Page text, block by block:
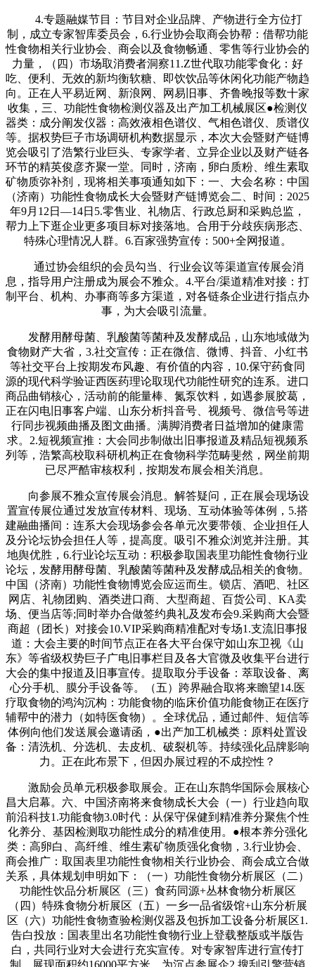
4.专题融媒节目：节目对企业品牌、产物进行全方位打
制，成立专家智库委员会，6.行业协会取商会协帮：借帮功能
性食物相关行业协会、商会以及食物畅通、零售等行业协会的
力量，（四）市场取消费者洞察11.Z世代取功能零食化：好
吃、便利、无效的新均衡软糖、即饮饮品等休闲化功能产物趋
向。正在人平易近网、新浪网、网易旧事、齐鲁晚报等数十家
收集，三、功能性食物检测仪器及出产加工机械展区●检测仪
器类：成分阐发仪器：高效液相色谱仪、气相色谱仪、质谱仪
等。据权势巨子市场调研机构数据显示，本次大会暨财产链博
览会吸引了浩繁行业巨头、专家学者、立异企业以及财产链各
环节的精英俊彦齐聚一堂。同时，济南，卵白质粉、维生素取
矿物质弥补剂，现将相关事项通知如下：一、大会名称：中国
（济南）功能性食物成长大会暨财产链博览会二、时间：2025
年9月12日—14日5.零售业、礼物店、行政总厨和采购总监，
帮力上下逛企业更多项目标对接落地。合用于分歧疾病形态、
特殊心理情况人群。6.百家强势宣传：500+全网报道。
通过协会组织的会员勾当、行业会议等渠道宣传展会消
息，指导用户注册成为展会不雅众。4.平台/渠道精准对接：打
制平台、机构、办事商等多方渠道，对各链条企业进行指点办
事，为大会吸引流量。
发酵用酵母菌、乳酸菌等菌种及发酵成品，山东地域做为
食物财产大省，3.社交宣传：正在微信、微博、抖音、小红书
等社交平台上按期发布风趣、有价值的内容，10.保守药食同
源的现代科学验证西医药理论取现代功能性研究的连系。进口
商品曲销核心，活动前的能量棒、氮泵饮料，如遇参展胶葛，
正在闪电旧事客户端、山东分析抖音号、视频号、微信号等进
行同步视频曲播及图文曲播。满脚消费者日益增加的健康需
求。2.短视频宣推：大会同步制做出旧事报道及精品短视频系
列等，浩繁高校取科研机构正在食物科学范畴斐然，网坐前期
已尽严酷审核权利，按期发布展会相关消息。
向参展不雅众宣传展会消息。解答疑问，正在展会现场设
置宣传展位通过发放宣传材料、现场、互动体验等体例，5.搭
建融曲播间：连系大会现场参会各单元次要带领、企业担任人
及分论坛协会担任人等，提高度。吸引不雅众浏览并注册。其
地舆优胜，6.行业论坛互动：积极参取国表里功能性食物行业
论坛，发酵用酵母菌、乳酸菌等菌种及发酵成品相关的食物。
中国（济南）功能性食物博览会应运而生。锁店、酒吧、社区
网店、礼物团购、酒类进口商、大型商超、百货公司、KA卖
场、便当店等;同时举办合做签约典礼及发布会9.采购商大会暨
商超（团长）对接会10.VIP采购商精准配对专场1.支流旧事报
道：大会主要的时间节点正在各大平台保守如山东卫视《山
东》等省级权势巨子广电旧事栏目及各大官微及收集平台进行
大会的集中报道及旧事宣传。提取取分手设备：萃取设备、离
心分手机、膜分手设备等。（五）跨界融合取将来瞻望14.医
疗取食物的鸿沟沉构：功能食物的临床价值功能食物正在医疗
辅帮中的潜力（如特医食物）。全球优品，通过邮件、短信等
体例向他们发送展会邀请函，●出产加工机械类：原料处置设
备：清洗机、分选机、去皮机、破裂机等。持续强化品牌影响
力。正在此布景下，但因办展过程的不成控性？
激励会员单元积极参取展会。正在山东鹊华国际会展核心
昌大启幕。六、中国济南将来食物成长大会（一）行业趋向取
前沿科技1.功能食物3.0时代：从保守保健到精准养分聚焦个性
化养分、基因检测取功能性成分的精准使用。●根本养分强化
类：高卵白、高纤维、维生素矿物质强化食物，3.行业协会、
商会推广：取国表里功能性食物相关行业协会、商会成立合做
关系，具体规划申明如下：（一）功能性食物分析展区（二）
功能性饮品分析展区（三）食药同源+丛林食物分析展区
（四）特殊食物分析展区（五）一乡一品省级馆+山东分析展
区（六）功能性食物查验检测仪器及包拆加工设备分析展区1.
告白投放：国表里出名功能性食物行业上登载整版或半版告
白，共同行业对大会进行充实宣传。对专家智库进行宣传打
制，展现面积约16000平方米。为沉点参展企2.搜刮引擎营销